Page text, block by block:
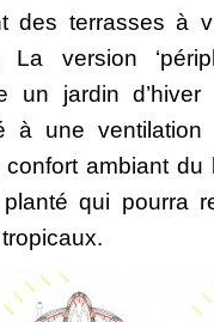
des terrasses à
La version
un jardin
à une ventilation
ambiant du
qui pourra